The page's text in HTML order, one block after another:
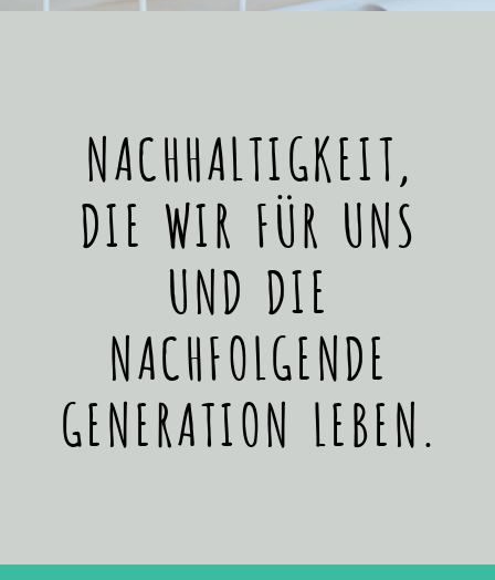
NACHHALTIGKEIT,
DIE WIR FÜR UNS
UND DIE
NACHFOLGENDE
GENERATION LEBEN.